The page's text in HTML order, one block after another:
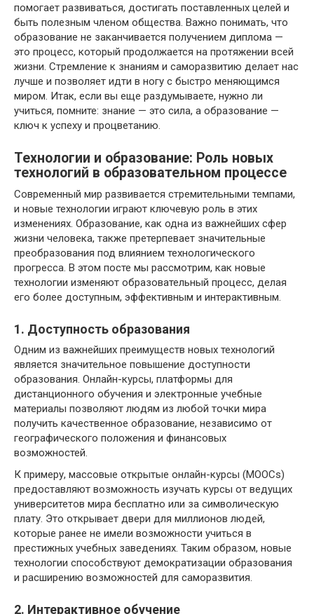
помогает развиваться, достигать поставленных целей и
быть полезным членом общества. Важно понимать, что
образование не заканчивается получением диплома —
это процесс, который продолжается на протяжении всей
жизни. Стремление к знаниям и саморазвитию делает нас
лучше и позволяет идти в ногу с быстро меняющимся
миром. Итак, если вы еще раздумываете, нужно ли
учиться, помните: знание — это сила, а образование —
ключ к успеху и процветанию.
Технологии и образование: Роль новых
технологий в образовательном процессе
Современный мир развивается стремительными темпами,
и новые технологии играют ключевую роль в этих
изменениях. Образование, как одна из важнейших сфер
жизни человека, также претерпевает значительные
преобразования под влиянием технологического
прогресса. В этом посте мы рассмотрим, как новые
технологии изменяют образовательный процесс, делая
его более доступным, эффективным и интерактивным.
1. Доступность образования
Одним из важнейших преимуществ новых технологий
является значительное повышение доступности
образования. Онлайн-курсы, платформы для
дистанционного обучения и электронные учебные
материалы позволяют людям из любой точки мира
получить качественное образование, независимо от
географического положения и финансовых
возможностей.
К примеру, массовые открытые онлайн-курсы (MOOCs)
предоставляют возможность изучать курсы от ведущих
университетов мира бесплатно или за символическую
плату. Это открывает двери для миллионов людей,
которые ранее не имели возможности учиться в
престижных учебных заведениях. Таким образом, новые
технологии способствуют демократизации образования
и расширению возможностей для саморазвития.
2. Интерактивное обучение